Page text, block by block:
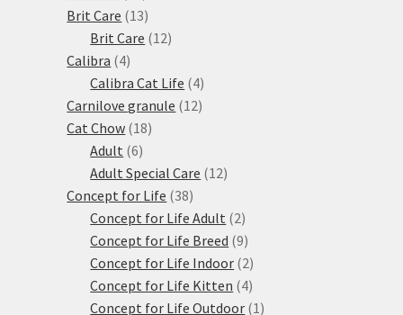
produktů
Brit Care 1313
produktů
Brit Care 1212
Calibra 44
produkty
Calibra Cat Life 44
produkty
Carnilove granule 1212
Cat Chow 1818
Adult 66
produktů
Adult Special Care 1212
Concept for Life 3838
produktů
Concept for Life Adult 22
produkty
Concept for Life Breed 99
produktů
Concept for Life Indoor 22
produkty
Concept for Life Kitten 44
produkty
Concept for Life Outdoor 1 1